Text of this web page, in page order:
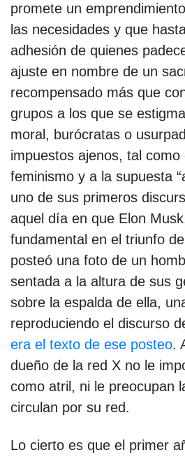
promete un
las necesidades y que
adhesión de quienes
ajuste en nombre de un
recompensado más que
grupos a los que se
moral, burócratas o
impuestos ajenos, tal como
feminismo y a la supuesta
uno de sus primeros
aquel día en que Elon
fundamental en el triunfo
posteó una foto de un
sentada a la altura de sus
sobre la espalda de ella,
reproduciendo el discurso
era el texto de ese posteo.
dueño de la red X no le
como atril, ni le preocupan
circulan por su red.
Lo cierto es que el primer